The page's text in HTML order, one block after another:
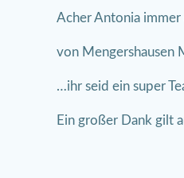
Acher Antonia immer
von Mengershausen
…ihr seid ein super
Ein großer Dank gilt